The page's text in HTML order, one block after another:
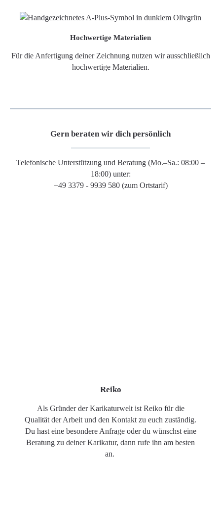
Hochwertige Materialien
Für die Anfertigung deiner Zeichnung nutzen wir ausschließlich
hochwertige Materialien.
Gern beraten wir dich persönlich
Telefonische Unterstützung und Beratung (Mo.–Sa.: 08:00 –
18:00) unter:
+49 3379 - 9939 580 (zum Ortstarif)
Reiko
Als Gründer der Karikaturwelt ist Reiko für die
Qualität der Arbeit und den Kontakt zu euch zuständig.
Du hast eine besondere Anfrage oder du wünschst eine
Beratung zu deiner Karikatur, dann rufe ihn am besten
an.